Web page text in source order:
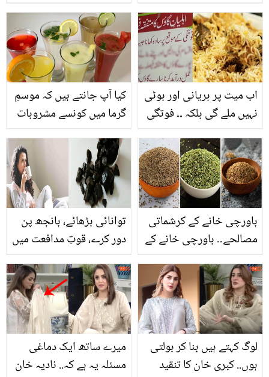
ساتھ ایسا کیا ہوا کہ وہ آئی
سی یو میں چلی گئی؟ گھر
میں بھی گیزر ہے تو یہ
ضرور پڑھ لیں
کیا آپ جانتے ہیں کہ موسمِ
گرما میں کونسے مشروبات
چمکدار اور تروتازہ بنا سکتا
ہے؟ جانیں
اب میت پر بریانی اور بوٹی
نہیں ملے گی بلکہ ۔۔ فوتگی
چھوٹے سے گاؤں کا فیصلہ
پورے ملک کیلئے مثال
توانائی بڑھائے، بانجھ پن
دور کرے، قوتِ مدافعت میں
نہیں خواتین بھی سلاجیت
سے فائدہ اٹھا سکتی ہیں
باورچی خانے کے کرشماتی
مصالحے۔۔ باورچی خانے کے
کا راز پوشیدہ ہے
میرے ساتھ ایک دماغی
مسئلہ یہ ہے کہ.. نادیہ خان
لوگ کہتے ہیں بنا کر بولتی
ہوں.. کبری خان کا تنقید